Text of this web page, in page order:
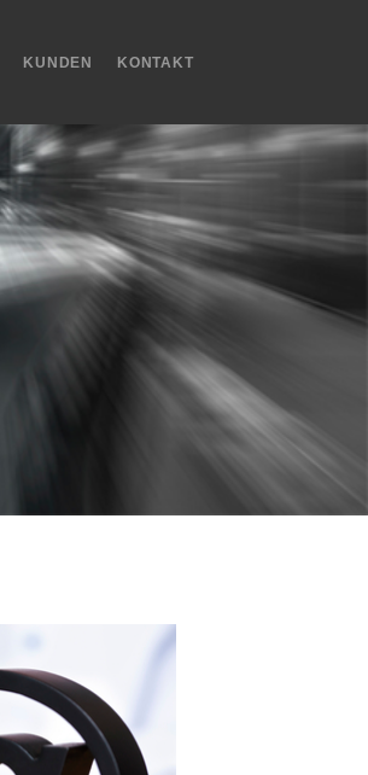
KUNDEN KONTAKT